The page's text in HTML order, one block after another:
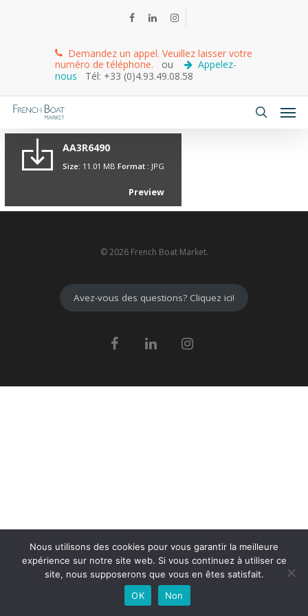
Demandez un appel. Veuillez laisser votre
numéro de téléphone. ou
Appelez-
nous
Tél: +33 (0)4.93.49.08.58
AA3R6490
Size: 11.01 MB Format : JPG
Preview
© 2026 French Boat Market.
Avez-vous des questions? Cliquez ici!
Nous utilisons des cookies pour vous garantir la meilleure
expérience sur notre site web. Si vous continuez à utiliser ce
site, nous supposerons que vous en êtes satisfait.
OK
Non